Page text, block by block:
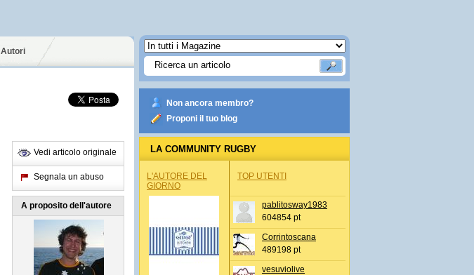
Autori
Vedi articolo originale
Segnala un abuso
A proposito dell'autore
Non ancora membro?
Proponi il tuo blog
LA COMMUNITY RUGBY
L'AUTORE DEL
GIORNO
TOP UTENTI
pablitosway1983
604854 pt
Corrintoscana
489198 pt
vesuviolive